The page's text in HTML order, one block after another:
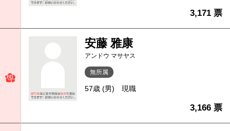
3,171 票
安藤 雅康
アンドウ マサヤス
無所属
57歳 (男) 現職
3,166 票